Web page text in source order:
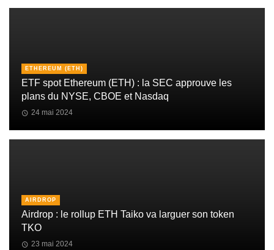
ETHEREUM (ETH)
ETF spot Ethereum (ETH) : la SEC approuve les
plans du NYSE, CBOE et Nasdaq
24 mai 2024
AIRDROP
Airdrop : le rollup ETH Taiko va larguer son token
TKO
23 mai 2024